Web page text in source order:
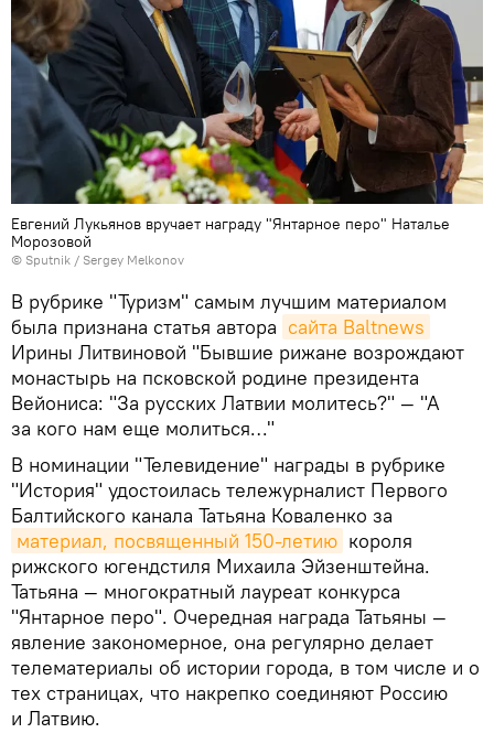
Евгений Лукьянов вручает награду "Янтарное перо" Наталье
Морозовой
© Sputnik / Sergey Melkonov
В рубрике "Туризм" самым лучшим материалом
была признана статья автора сайта Baltnews
Ирины Литвиновой "Бывшие рижане возрождают
монастырь на псковской родине президента
Вейониса: "За русских Латвии молитесь?" — "А
за кого нам еще молиться…"
В номинации "Телевидение" награды в рубрике
"История" удостоилась тележурналист Первого
Балтийского канала Татьяна Коваленко за
материал, посвященный 150-летию короля
рижского югендстиля Михаила Эйзенштейна.
Татьяна — многократный лауреат конкурса
"Янтарное перо". Очередная награда Татьяны —
явление закономерное, она регулярно делает
телематериалы об истории города, в том числе и о
тех страницах, что накрепко соединяют Россию
и Латвию.